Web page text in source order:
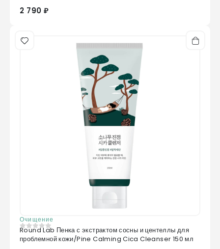
2 790 ₽
Очищение
0 из 5
Round Lab Пенка с экстрактом сосны и центеллы для
проблемной кожи/Pine Calming Cica Cleanser 150 мл